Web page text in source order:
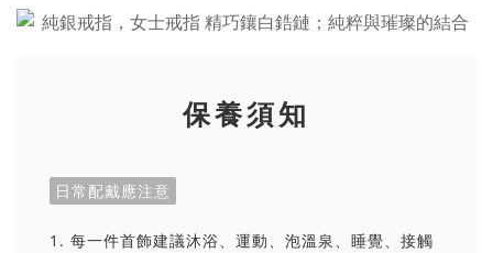
保養須知
日常配戴應注意
1. 每一件首飾建議沐浴、運動、泡溫泉、睡覺、接觸